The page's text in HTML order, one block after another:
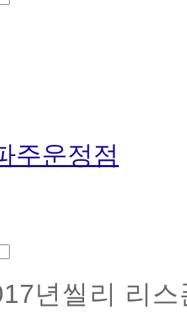
주운정점
년씰리 리